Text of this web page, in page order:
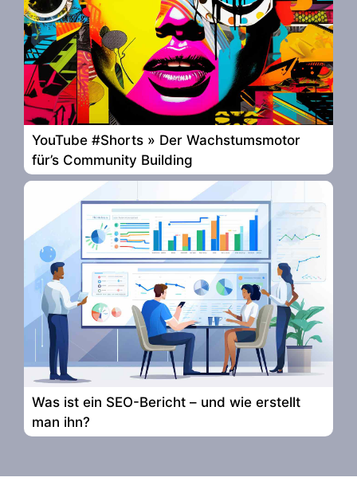
YouTube #Shorts » Der Wachstumsmotor
für’s Community Building
Was ist ein SEO-Bericht – und wie erstellt
man ihn?